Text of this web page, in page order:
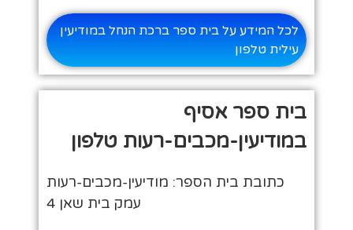
לכל המידע על בית ספר ברכת הנחל במודיעין
עילית טלפון
בית ספר אסיף
במודיעין-מכבים-רעות טלפון
כתובת בית הספר: מודיעין-מכבים-רעות
עמק בית שאן 4